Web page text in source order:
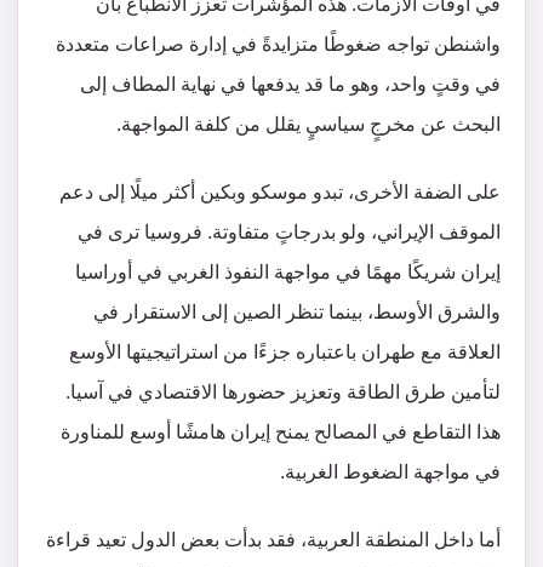
واشنطن تواجه ضغوطًا متزايدةً في إدارة صراعات متعددة
في وقتٍ واحد، وهو ما قد يدفعها في نهاية المطاف إلى
البحث عن مخرجٍ سياسيٍ يقلل من كلفة المواجهة.
على الضفة الأخرى، تبدو موسكو وبكين أكثر ميلًا إلى دعم
الموقف الإيراني، ولو بدرجاتٍ متفاوتة. فروسيا ترى في
إيران شريكًا مهمًا في مواجهة النفوذ الغربي في أوراسيا
والشرق الأوسط، بينما تنظر الصين إلى الاستقرار في
العلاقة مع طهران باعتباره جزءًا من استراتيجيتها الأوسع
لتأمين طرق الطاقة وتعزيز حضورها الاقتصادي في آسيا.
هذا التقاطع في المصالح يمنح إيران هامشًا أوسع للمناورة
في مواجهة الضغوط الغربية.
أما داخل المنطقة العربية، فقد بدأت بعض الدول تعيد قراءة